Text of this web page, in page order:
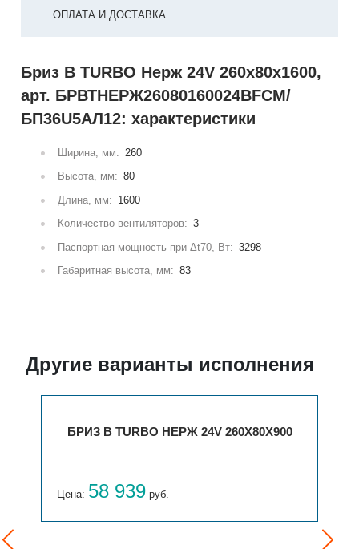
ОПЛАТА И ДОСТАВКА
Бриз В TURBO Нерж 24V 260х80х1600,
арт. БРВТНЕРЖ26080160024ВFCM/
БП36U5АЛ12: характеристики
Ширина, мм: 260
Высота, мм: 80
Длина, мм: 1600
Количество вентиляторов: 3
Паспортная мощность при Δt70, Вт: 3298
Габаритная высота, мм: 83
Другие варианты исполнения
БРИЗ В TURBO НЕРЖ 24V 260Х80Х900
Цена: 58 939 руб.